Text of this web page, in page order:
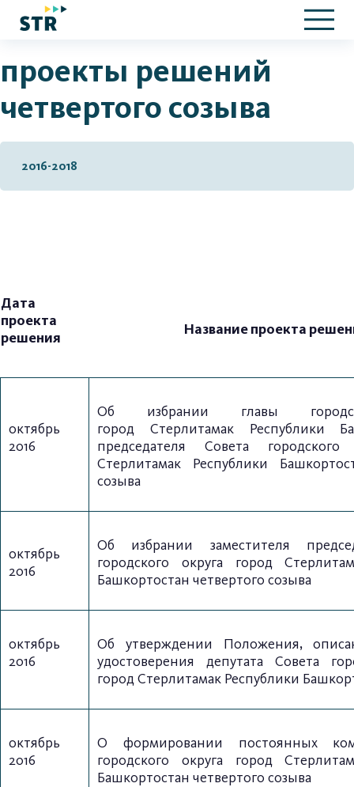
проекты решений
четвертого созыва
2016-2018
Дата
проекта
решения
Название проекта
октябрь
2016
Об избрании главы
город Стерлитамак Республики
председателя Совета
Стерлитамак Республики
созыва
октябрь
2016
Об избрании заместителя
городского округа город
Башкортостан четвертого созыва
октябрь
2016
Об утверждении Положения,
удостоверения депутата Совета
город Стерлитамак Республики
октябрь
2016
О формировании постоянных
городского округа город
Башкортостан четвертого созыва